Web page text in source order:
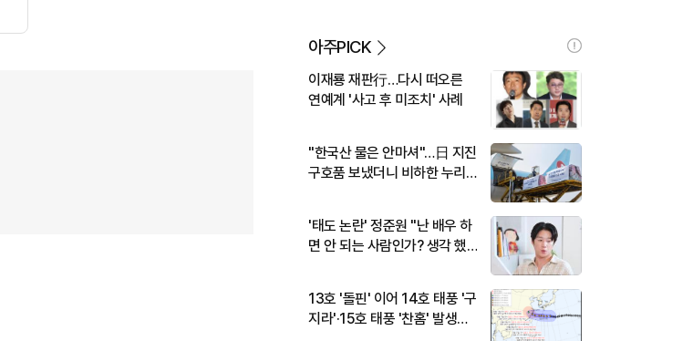
아주PICK
이재룡 재판行…다시 떠오른
연예계 '사고 후 미조치' 사례
"한국산 물은 안마셔"…日 지진
구호품 보냈더니 비하한 누리
'태도 논란' 정준원 "난 배우 하
면 안 되는 사람인가? 생각 했
13호 '돌핀' 이어 14호 태풍 '구
지라'·15호 태풍 '찬홈' 발생…